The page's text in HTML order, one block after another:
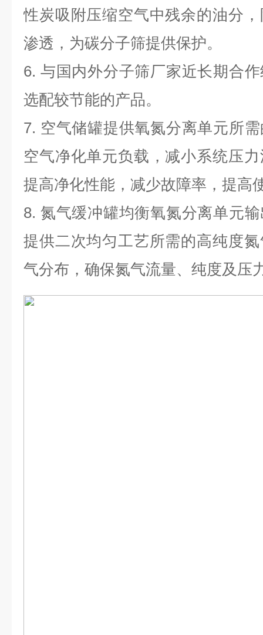
性炭吸附压缩空气中残余的油分
渗透，为碳分子筛提供保护。
6. 与国内外分子筛厂家近长期合
选配较节能的产品。
7. 空气储罐提供氧氮分离单元所
空气净化单元负载，减小系统压
提高净化性能，减少故障率，提高
8. 氮气缓冲罐均衡氧氮分离单元
提供二次均匀工艺所需的高纯度
气分布，确保氮气流量、纯度及压